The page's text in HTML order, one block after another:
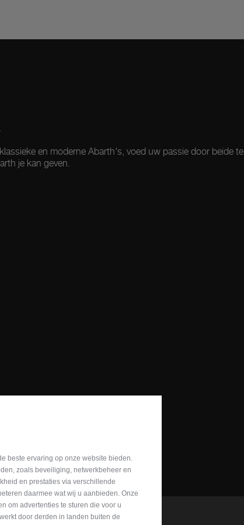
en moderne Abarth's, voed uw passie door beide te
je kan geven.
beste ervaring op onze website bieden.
zoals beveiliging, netwerkbeheer en
en prestaties via verschillende
daarmee wat wij u aanbieden. Onze
om advertenties te sturen die voor u
door derden in landen buiten de